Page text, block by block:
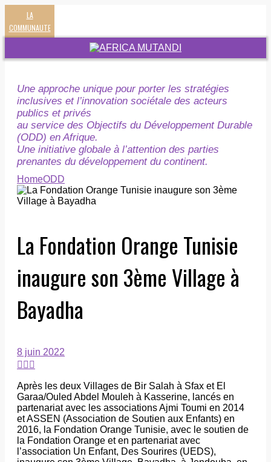
LA
COMMUNAUTE
Une approche unique pour porter les stratégies
inclusives et l’innovation sociétale des acteurs
publics et privés
au service des Objectifs du Développement Durable
(ODD) en Afrique.
Une initiative globale à l’attention des parties
prenantes du développement du continent.
HomeODD
La Fondation Orange Tunisie
inaugure son 3ème Village à
Bayadha
8 juin 2022
Après les deux Villages de Bir Salah à Sfax et El
Garaa/Ouled Abdel Mouleh à Kasserine, lancés en
partenariat avec les associations Ajmi Toumi en 2014
et ASSEN (Association de Soutien aux Enfants) en
2016, la Fondation Orange Tunisie, avec le soutien de
la Fondation Orange et en partenariat avec
l’association Un Enfant, Des Sourires (UEDS),